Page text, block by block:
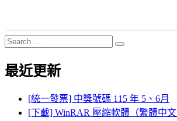
Search
for:
Search
最近更新
[統一發票] 中獎號碼 115 年 5、6月
[下載] WinRAR 壓縮軟體（繁體中文